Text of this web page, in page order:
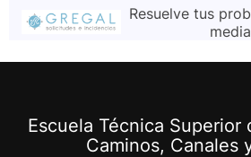
Resuelve tus
Escuela Técnica Superior
Caminos, Canales